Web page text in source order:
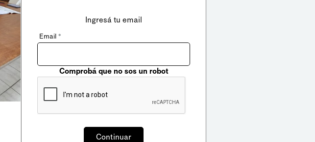
Ingresá tu email
Email *
Comprobá que no sos un robot